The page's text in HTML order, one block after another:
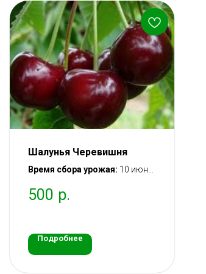
Шалунья Черевишня
Время сбора урожая: 10 июня
Вступление в плодоношение:
500 р.
Подробнее